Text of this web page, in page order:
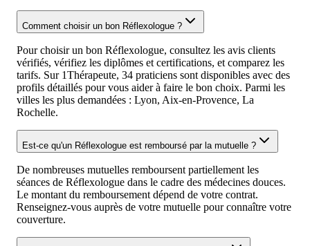
Comment choisir un bon Réflexologue ?
Pour choisir un bon Réflexologue, consultez les avis clients
vérifiés, vérifiez les diplômes et certifications, et comparez les
tarifs. Sur 1Thérapeute, 34 praticiens sont disponibles avec des
profils détaillés pour vous aider à faire le bon choix. Parmi les
villes les plus demandées : Lyon, Aix-en-Provence, La
Rochelle.
Est-ce qu'un Réflexologue est remboursé par la mutuelle ?
De nombreuses mutuelles remboursent partiellement les
séances de Réflexologue dans le cadre des médecines douces.
Le montant du remboursement dépend de votre contrat.
Renseignez-vous auprès de votre mutuelle pour connaître votre
couverture.